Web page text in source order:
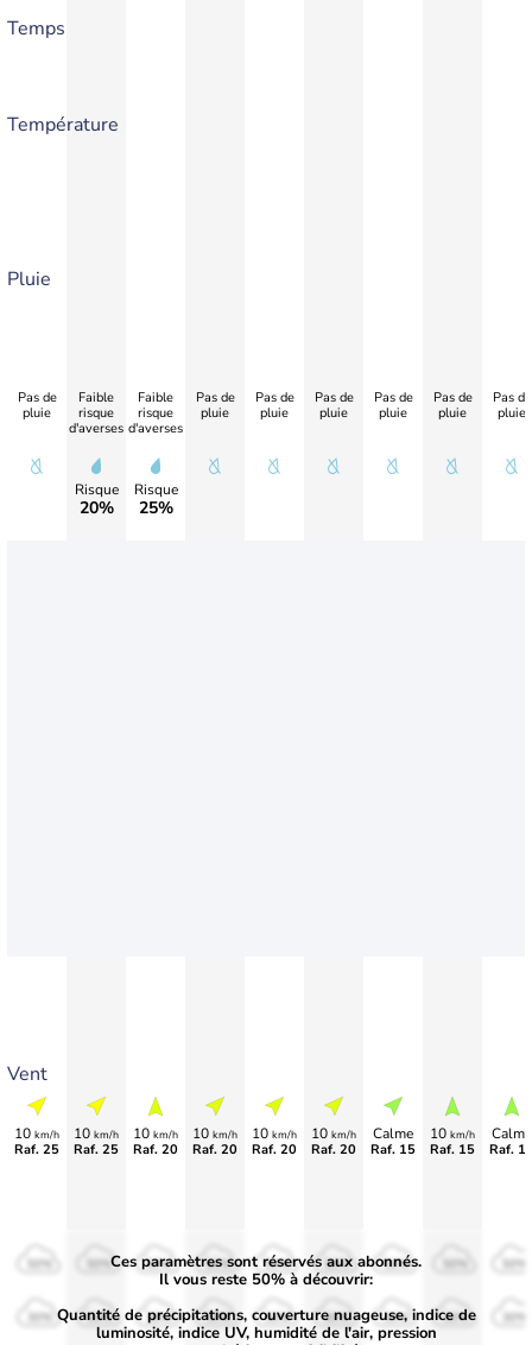
Temps
Température
Pluie
Vent
Pas de
pluie
10 km/h
Raf. 25
Faible
risque
d'averses
Risque
20%
10 km/h
Raf. 25
Faible
risque
d'averses
Risque
25%
10 km/h
Raf. 20
Pas de
pluie
10 km/h
Raf. 20
Pas de
pluie
10 km/h
Raf. 20
Pas de
pluie
10 km/h
Raf. 20
Pas de
pluie
Calme
Raf. 15
Pas de
pluie
10 km/h
Raf. 15
Pas de
pluie
Calme
Raf.
50%
30%
50%
30%
50%
30%
50%
30%
50%
30%
50%
30%
50%
30% 30% 30%
Ces paramètres sont réservés aux abonnés.
Il vous reste 50% à découvrir:
Quantité de précipitations, couverture nuageuse, indice de
luminosité, indice UV, humidité de l'air, pression